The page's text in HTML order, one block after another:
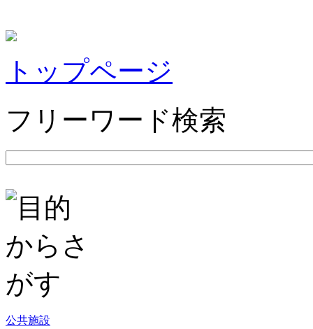
トップページ
フリーワード検索
公共施設